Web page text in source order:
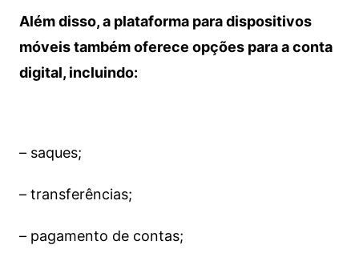
Além disso, a plataforma para dispositivos
móveis também oferece opções para a conta
digital, incluindo:
– saques;
– transferências;
– pagamento de contas;